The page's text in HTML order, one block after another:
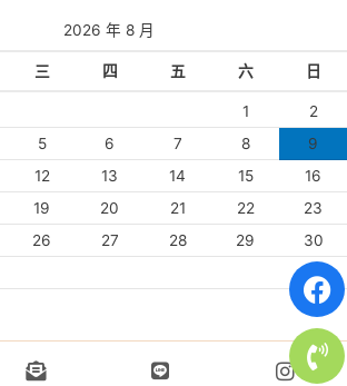
2026 年 8 月
三 四 五 六 日
1
2
5 6 7 8
9
12 13 14 15
16
19 20 21 22
23
26 27 28 29
30